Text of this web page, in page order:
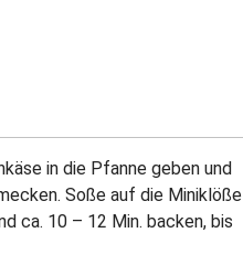
in die Pfanne geben und
Soße auf die Miniklöße
ca. 10 – 12 Min. backen, bis